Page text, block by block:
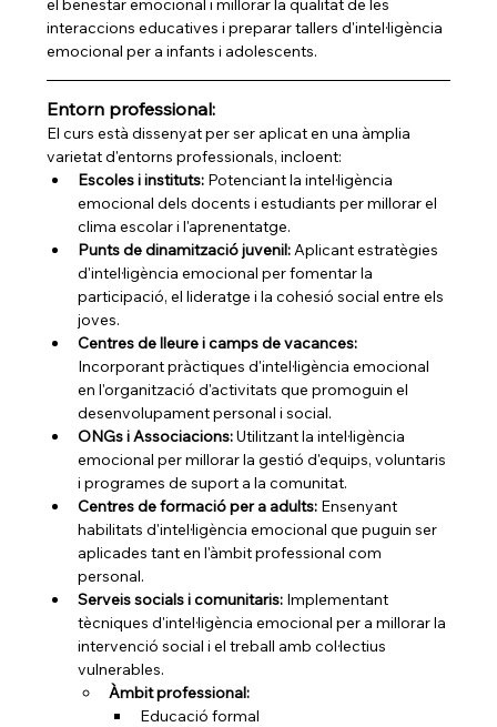
interaccions educatives i preparar tallers d'intel·ligència
emocional per a infants i adolescents.
Entorn professional:
El curs està dissenyat per ser aplicat en una àmplia
varietat d'entorns professionals, incloent:
Escoles i instituts: Potenciant la intel·ligència
emocional dels docents i estudiants per millorar el
clima escolar i l'aprenentatge.
Punts de dinamització juvenil: Aplicant estratègies
d'intel·ligència emocional per fomentar la
participació, el lideratge i la cohesió social entre els
joves.
Centres de lleure i camps de vacances:
Incorporant pràctiques d'intel·ligència emocional
en l'organització d'activitats que promoguin el
desenvolupament personal i social.
ONGs i Associacions: Utilitzant la intel·ligència
emocional per millorar la gestió d'equips, voluntaris
i programes de suport a la comunitat.
Centres de formació per a adults: Ensenyant
habilitats d'intel·ligència emocional que puguin ser
aplicades tant en l'àmbit professional com
personal.
Serveis socials i comunitaris: Implementant
tècniques d'intel·ligència emocional per a millorar la
intervenció social i el treball amb col·lectius
vulnerables.
Àmbit professional:
Educació formal